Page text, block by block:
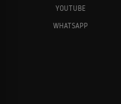
YOUTUBE
WHATSAPP